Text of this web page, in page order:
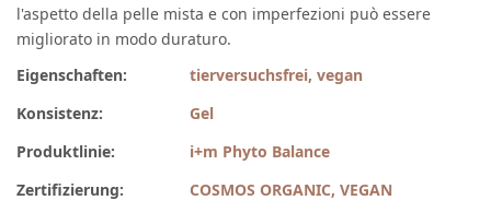
l'aspetto della pelle mista e con imperfezioni può essere
migliorato in modo duraturo.
Eigenschaften:
tierversuchsfrei, vegan
Konsistenz:
Gel
Produktlinie:
i+m Phyto Balance
Zertifizierung:
COSMOS ORGANIC, VEGAN